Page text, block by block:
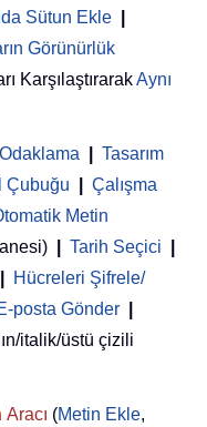
Sütun Ekle
Görünürlük
KarşılaştırarakAynı
Tasarım
Çubuğu
Çalışma
Metin
Tarih Seçici
Hücreleri Şifrele/
posta Gönder
italik/üstü çizili
Aracı (Metin Ekle,